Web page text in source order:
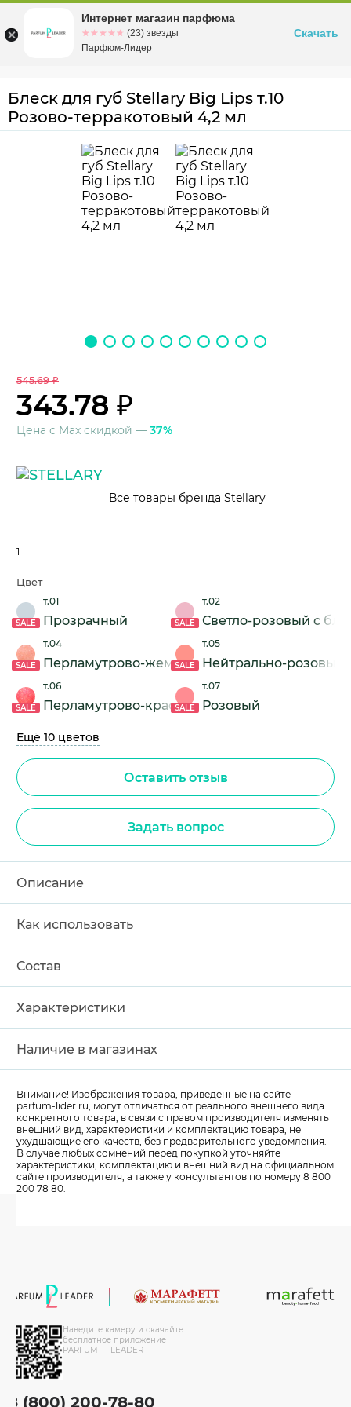
Омскул. Заозерная, 11, к. 1
Блеск для губ Stellary Big Lips т.10
Розово-терракотовый 4,2 мл
545.69 ₽
343.78 ₽
Цена с Max скидкой — 37%
Все товары бренда Stellary
1
Цвет
SALE
т.01
Прозрачный SALE
т.02
Светло-розовый с
SALE
т.04
Перламутрово-жемчужный
SALE
т.05
Нейтрально-розовый
SALE
т.06
Перламутрово-красный
SALE
т.07
Розовый
Ещё 10 цветов
Оставить отзыв
Задать вопрос
Описание
Как использовать
Состав
Характеристики
Наличие в магазинах
Внимание! Изображения товара, приведенные на сайте
parfum-lider.ru, могут отличаться от реального внешнего вида
конкретного товара, в связи с правом производителя изменять
внешний вид, характеристики и комплектацию товара, не
ухудшающие его качеств, без предварительного уведомления.
В случае любых сомнений перед покупкой уточняйте
характеристики, комплектацию и внешний вид на официальном
сайте производителя, а также у консультантов по номеру 8 800
200 78 80.
Наведите камеру и скачайте
бесплатное приложение
PARFUM — LEADER
8 (800) 200-78-80
Интернет магазин парфюма
☆☆☆☆☆
★★★★★ (23) звезды
Парфюм-Лидер
Скачать